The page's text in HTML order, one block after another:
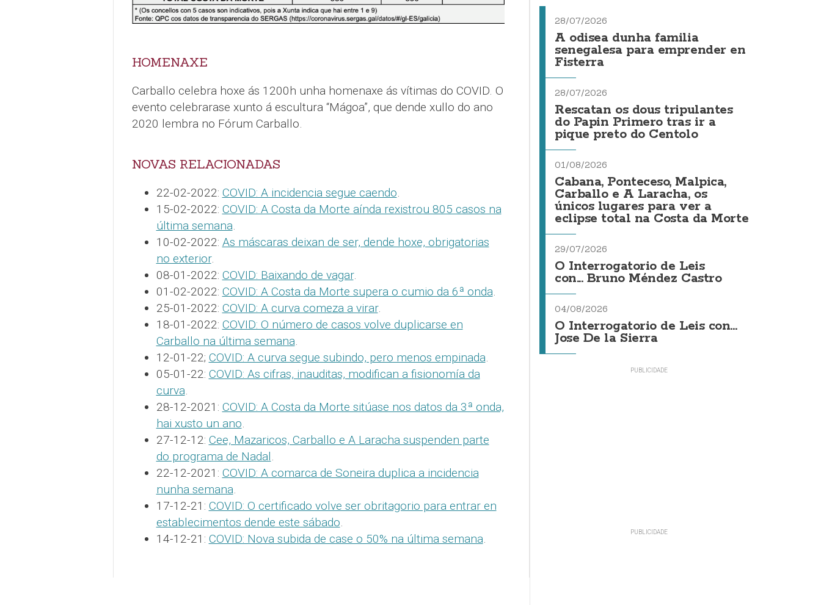
HOMENAXE
Carballo celebra hoxe ás 1200h unha homenaxe ás vítimas do COVID. O
evento celebrarase xunto á escultura “Mágoa”, que dende xullo do ano
2020 lembra no Fórum Carballo.
NOVAS RELACIONADAS
22-02-2022: COVID: A incidencia segue caendo.
15-02-2022: COVID: A Costa da Morte aínda rexistrou 805 casos na
última semana.
10-02-2022: As máscaras deixan de ser, dende hoxe, obrigatorias
no exterior.
08-01-2022: COVID: Baixando de vagar.
01-02-2022: COVID: A Costa da Morte supera o cumio da 6ª onda.
25-01-2022: COVID: A curva comeza a virar.
18-01-2022: COVID: O número de casos volve duplicarse en
Carballo na última semana.
12-01-22; COVID: A curva segue subindo, pero menos empinada.
05-01-22: COVID: As cifras, inauditas, modifican a fisionomía da
curva.
28-12-2021: COVID: A Costa da Morte sitúase nos datos da 3ª onda,
hai xusto un ano.
27-12-12: Cee, Mazaricos, Carballo e A Laracha suspenden parte
do programa de Nadal.
22-12-2021: COVID: A comarca de Soneira duplica a incidencia
nunha semana.
17-12-21: COVID: O certificado volve ser obritagorio para entrar en
establecimentos dende este sábado.
14-12-21: COVID: Nova subida de case o 50% na última semana.
28/07/2026
A odisea dunha familia
senegalesa para emprender en
Fisterra
28/07/2026
Rescatan os dous tripulantes
do Papin Primero tras ir a
pique preto do Centolo
01/08/2026
Cabana, Ponteceso, Malpica,
Carballo e A Laracha, os
únicos lugares para ver a
eclipse total na Costa da Morte
29/07/2026
O Interrogatorio de Leis
con... Bruno Méndez Castro
04/08/2026
O Interrogatorio de Leis con...
Jose De la Sierra